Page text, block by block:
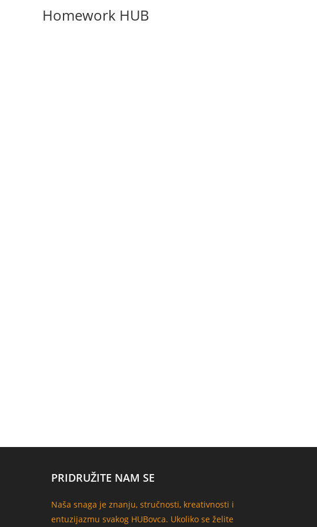
Homework HUB
PRIDRUŽITE NAM SE
Naša snaga je znanju, stručnosti, kreativnosti i
entuzijazmu svakog HUBovca. Ukoliko se želite